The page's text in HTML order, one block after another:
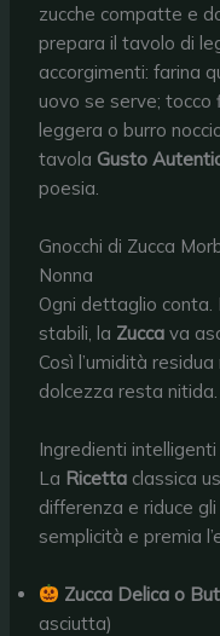
zucche compatte e
prepara il tavolo di
accorgimenti: farina
uovo se serve; tocco
leggera o burro
tavola Gusto
poesia.
Gnocchi di Zucca
Nonna
Ogni dettaglio
stabili, la Zucca va
Così l’umidità
dolcezza resta nitida.
Ingredienti
La Ricetta classica
differenza e riduce
semplicità e premia
Zucca Delica o
asciutta)